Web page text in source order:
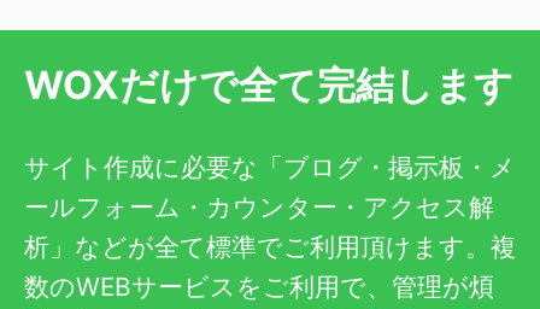
WOXだけで全て完結します
サイト作成に必要な「ブログ・掲示板・メ
ールフォーム・カウンター・アクセス解
析」などが全て標準でご利用頂けます。複
数のWEBサービスをご利用で、管理が煩